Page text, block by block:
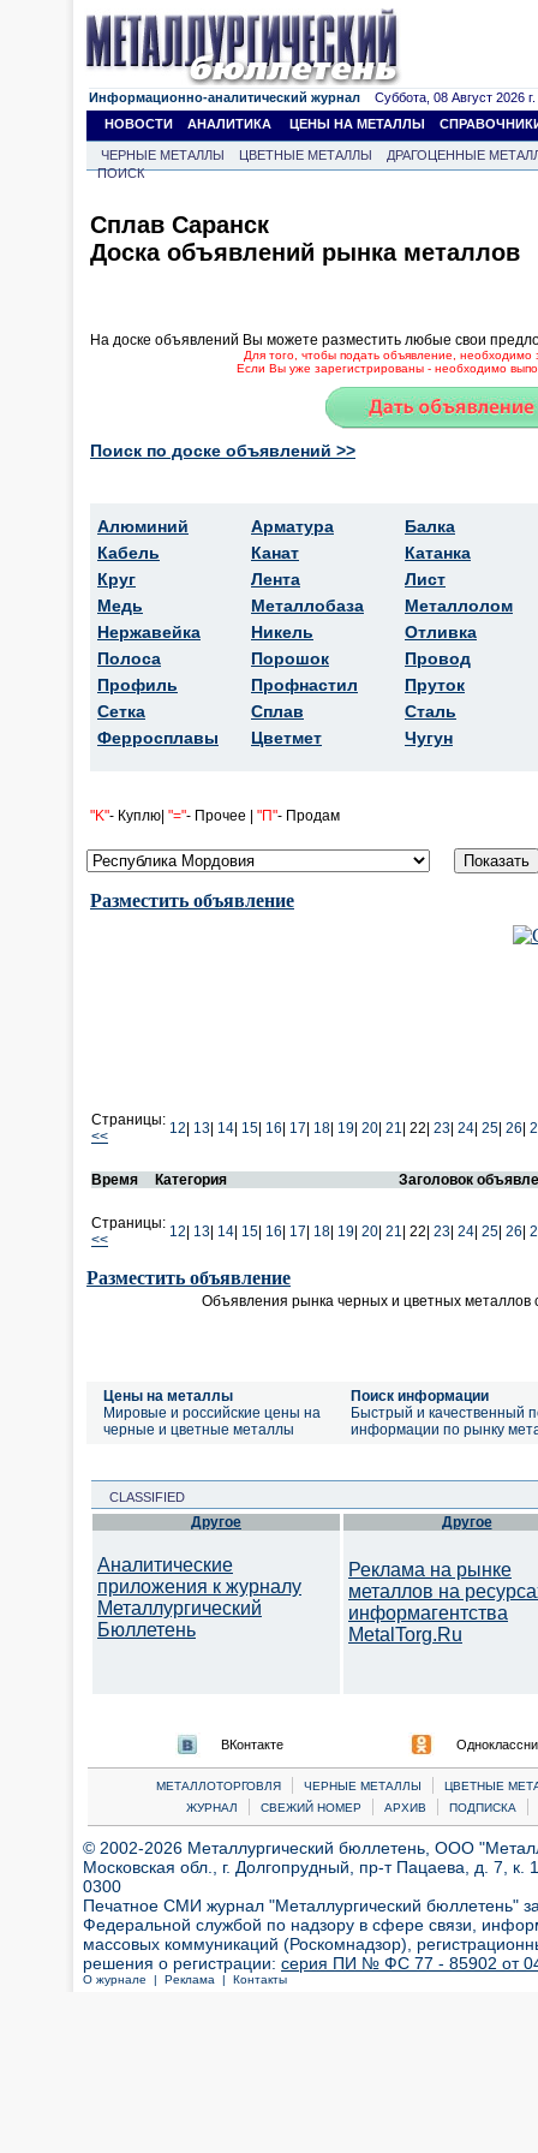
Информационно-аналитический журнал Суббота, 08 Август 2026 г.
НОВОСТИ
АНАЛИТИКА ЦЕНЫ НА МЕТАЛЛЫ
ЧЕРНЫЕ МЕТАЛЛЫ ЦВЕТНЫЕ МЕТАЛЛЫ
ДРАГОЦЕННЫЕ
ПОИСК
Сплав Саранск
Доска объявлений рынка металлов
На доске объявлений Вы можете разместить любые свои
Для того, чтобы подать объявление, необходимо
Если Вы уже зарегистрированы - необходимо
Поиск по доске объявлений >>
Алюминий
Кабель
Круг
Медь
Нержавейка
Полоса
Профиль
Сетка
Ферросплавы
Арматура
Канат
Лента
Металлобаза
Никель
Порошок
Профнастил
Сплав
Цветмет
Балка
Катанка
Лист
Металлолом
Отливка
Провод
Пруток
Сталь
Чугун
"K"- Куплю| "="- Прочее | "П"- Продам
Разместить объявление
Страницы:
<<
12 13 14 15 16 17 18 19 20 21 22| 23 24 25 26
Время Категория Заголовок
Страницы:
<<
12 13 14 15 16 17 18 19 20 21 22| 23 24 25 26
Разместить объявление
Объявления рынка черных и цветных металлов
Цены на металлы
Мировые и российские цены на
черные и цветные металлы
Поиск информации
Быстрый и качественный
информации по рынку
CLASSIFIED
Другое
Аналитические
приложения к журналу
Металлургический
Бюллетень
Другое
Реклама на рынке
металлов на
информагентства
MetalTorg.Ru
ВКонтакте
МЕТАЛЛОТОРГОВЛЯ | ЧЕРНЫЕ МЕТАЛЛЫ |
ЦВЕТНЫЕ
ЖУРНАЛ
| СВЕЖИЙ НОМЕР | АРХИВ | ПОДПИСКА |
© 2002-2026 Металлургический бюллетень, ООО
Московская обл., г. Долгопрудный, пр-т Пацаева, д. 7,
0300
Печатное СМИ журнал "Металлургический бюллетень"
Федеральной службой по надзору в сфере связи,
массовых коммуникаций (Роскомнадзор),
решения о регистрации: серия ПИ № ФС 77 - 85902 от 04
О журнале | Реклама | Контакты